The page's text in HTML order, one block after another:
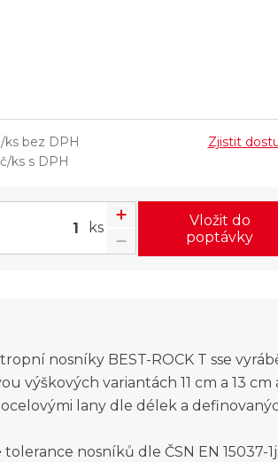
ks bez DPH
ks s DPH
Zjistit
ks
Vložit do
poptávky
nosníky BEST-ROCK T sse
výškových variantách 11 cm a 13
lany dle délek a
nosníků dle ČSN EN 15037-